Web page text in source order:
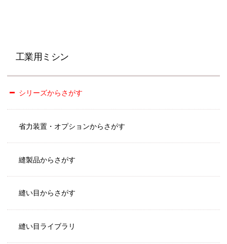
工業用ミシン
シリーズからさがす
省力装置・オプションからさがす
縫製品からさがす
縫い目からさがす
縫い目ライブラリ